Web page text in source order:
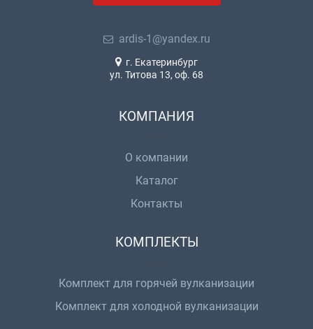
ardis-1@yandex.ru
г. Екатеринбург
ул. Титова 13, оф. 68
КОМПАНИЯ
О компании
Каталог
Контакты
КОМПЛЕКТЫ
Комплект для горячей вулканизации
Комплект для холодной вулканизации